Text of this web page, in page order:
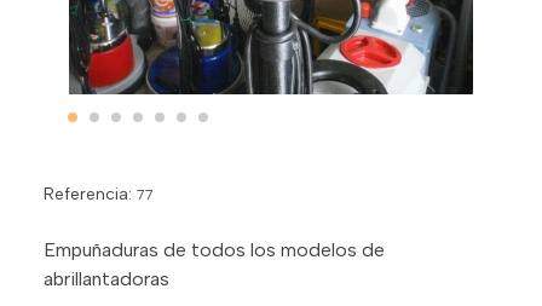
Referencia: 77
Empuñaduras de todos los modelos de
abrillantadoras